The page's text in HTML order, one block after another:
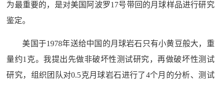
为最重要的，是对美国阿波罗17号带回的月球样品进行研究
鉴定。
美国于1978年送给中国的月球岩石只有小黄豆般大，重
量约1克。我提出先做非破坏性测试研究，再做破坏性测试
研究，组织团队对0.5克月球岩石进行了4个月的分析、测试